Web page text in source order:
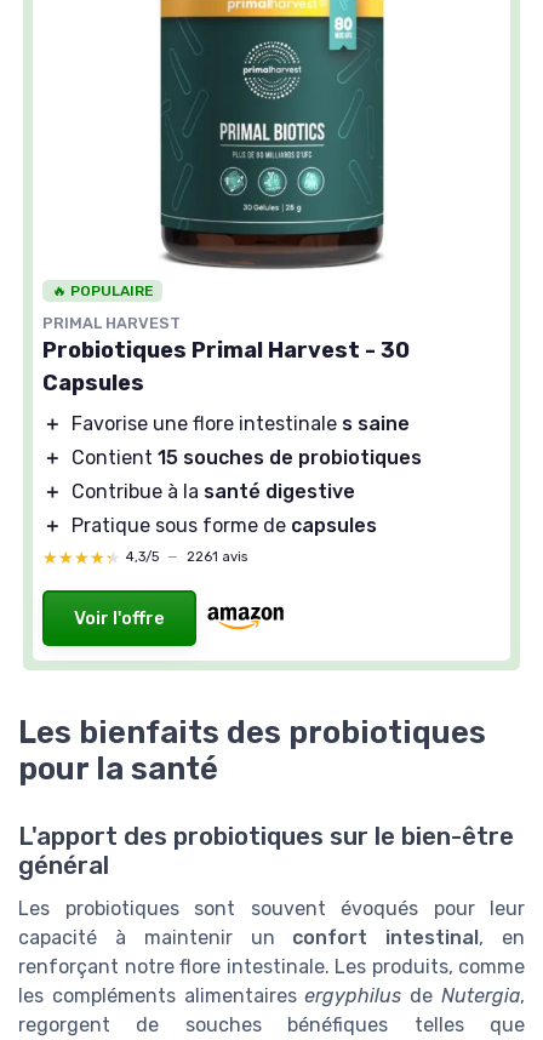
🔥 POPULAIRE
PRIMAL HARVEST
Probiotiques Primal Harvest - 30
Capsules
＋ Favorise une flore intestinale s saine
＋
Contient 15 souches de probiotiques
＋
Contribue à la santé digestive
＋
Pratique sous forme de capsules
★★★★★
★★★★★ 4,3/5 — 2261 avis
Voir l'offre
Les bienfaits des probiotiques
pour la santé
L'apport des probiotiques sur le bien-être
général
Les probiotiques sont souvent évoqués pour leur
capacité à maintenir un confort intestinal, en
renforçant notre flore intestinale. Les produits, comme
les compléments alimentairesergyphilus deNutergia,
regorgent de souches bénéfiques telles que